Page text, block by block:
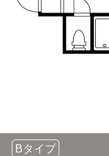
『柚須』→（JR篠
福岡ブライダル＆ホテ
『柚須』→（JR福
専門学校福岡リハビリ
Bタイプ